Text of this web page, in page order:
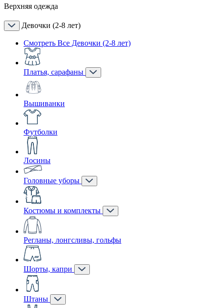
Верхняя одежда
Девочки (2-8 лет)
Смотреть Все Девочки (2-8 лет)
Платья, сарафаны
Вышиванки
Футболки
Лосины
Головные уборы
Костюмы и комплекты
Регланы, лонгсливы, гольфы
Шорты, капри
Штаны